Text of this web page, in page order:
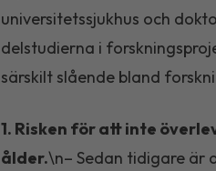
universitetssjukhus och
delstudierna i
särskilt slående bland
1. Risken för att inte
ålder.\n– Sedan tidigare är